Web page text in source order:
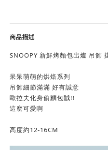
商品描述
SNOOPY 新鮮烤麵包出爐 吊飾
呆呆萌萌的烘焙系列
吊飾細節滿滿 好有誠意
歐拉夫化身偷麵包賊!!
這麼可愛啊
高度約12-16CM